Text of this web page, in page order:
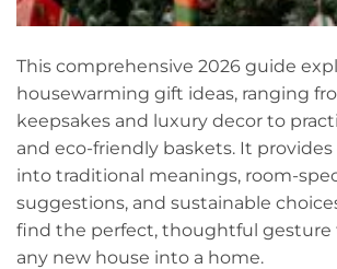
This comprehensive 2026 guide
housewarming gift ideas, ranging
keepsakes and luxury decor to
and eco-friendly baskets. It
into traditional meanings, room-
suggestions, and sustainable
find the perfect, thoughtful gesture
any new house into a home.